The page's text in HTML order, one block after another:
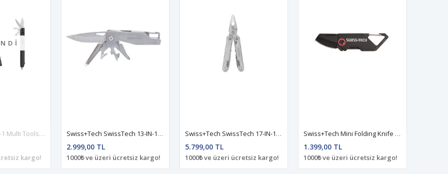
Swiss+Tech 26-IN-1 Multi Tools ST021011
kargo!
Swiss+Tech SwissTech 13-IN-1 Multi-Tools(Satin Polish) ST022001
2.999,00 TL
1000₺ ve üzeri ücretsiz kargo!
Swiss+Tech SwissTech 17-IN-1 Multi-Tools(Satin Polish) ST021006
5.799,00 TL
1000₺ ve üzeri ücretsiz kargo!
Swiss+Tech Mini Folding Knife ST014007
1.399,00 TL
1000₺ ve üzeri ücretsiz kargo!